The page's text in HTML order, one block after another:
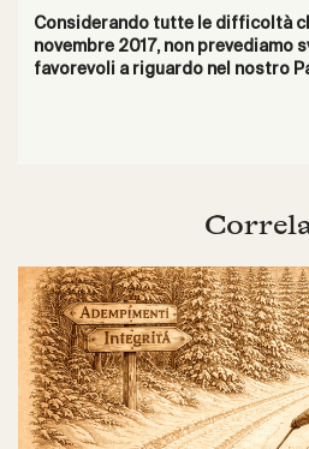
Considerando tutte le difficoltà
novembre 2017, non prevediamo
favorevoli a riguardo nel nostro